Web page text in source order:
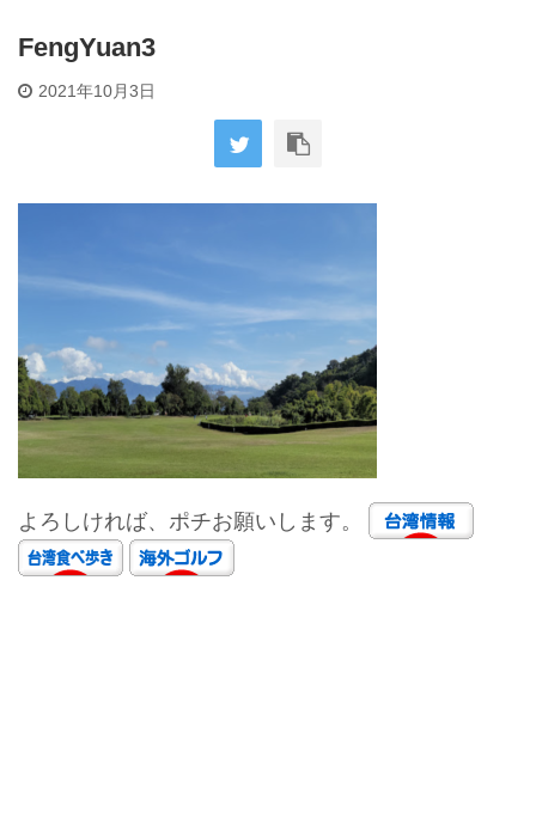
FengYuan3
2021年10月3日
よろしければ、ポチお願いします。